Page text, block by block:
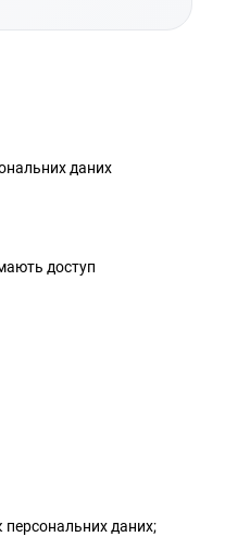
даних
доступ
персональних даних;